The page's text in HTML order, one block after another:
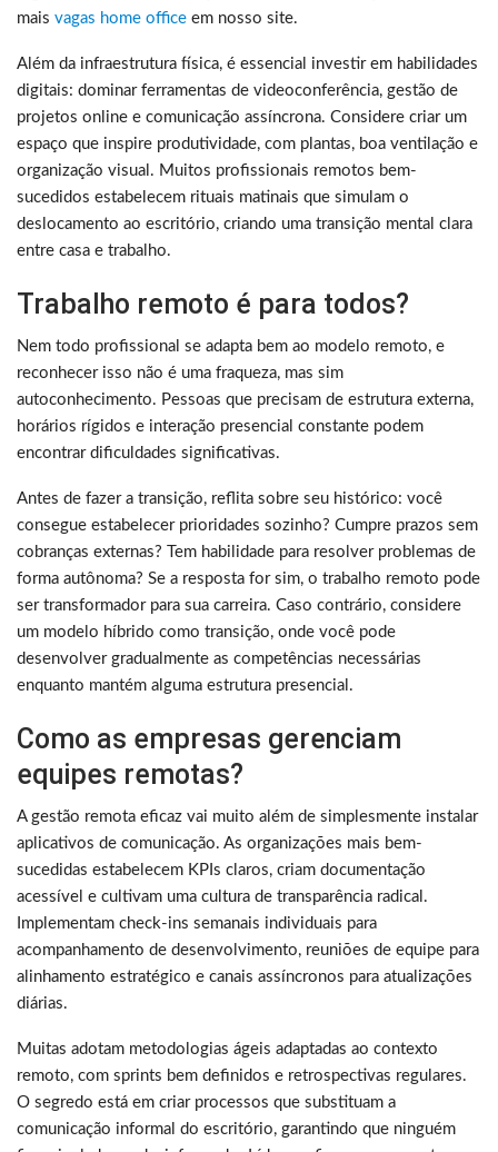
mais vagas home office em nosso site.
Além da infraestrutura física, é essencial investir em habilidades
digitais: dominar ferramentas de videoconferência, gestão de
projetos online e comunicação assíncrona. Considere criar um
espaço que inspire produtividade, com plantas, boa ventilação e
organização visual. Muitos profissionais remotos bem-
sucedidos estabelecem rituais matinais que simulam o
deslocamento ao escritório, criando uma transição mental clara
entre casa e trabalho.
Trabalho remoto é para todos?
Nem todo profissional se adapta bem ao modelo remoto, e
reconhecer isso não é uma fraqueza, mas sim
autoconhecimento. Pessoas que precisam de estrutura externa,
horários rígidos e interação presencial constante podem
encontrar dificuldades significativas.
Antes de fazer a transição, reflita sobre seu histórico: você
consegue estabelecer prioridades sozinho? Cumpre prazos sem
cobranças externas? Tem habilidade para resolver problemas de
forma autônoma? Se a resposta for sim, o trabalho remoto pode
ser transformador para sua carreira. Caso contrário, considere
um modelo híbrido como transição, onde você pode
desenvolver gradualmente as competências necessárias
enquanto mantém alguma estrutura presencial.
Como as empresas gerenciam
equipes remotas?
A gestão remota eficaz vai muito além de simplesmente instalar
aplicativos de comunicação. As organizações mais bem-
sucedidas estabelecem KPIs claros, criam documentação
acessível e cultivam uma cultura de transparência radical.
Implementam check-ins semanais individuais para
acompanhamento de desenvolvimento, reuniões de equipe para
alinhamento estratégico e canais assíncronos para atualizações
diárias.
Muitas adotam metodologias ágeis adaptadas ao contexto
remoto, com sprints bem definidos e retrospectivas regulares.
O segredo está em criar processos que substituam a
comunicação informal do escritório, garantindo que ninguém